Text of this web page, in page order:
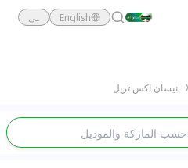
English ـي
نيسان اكس تريل